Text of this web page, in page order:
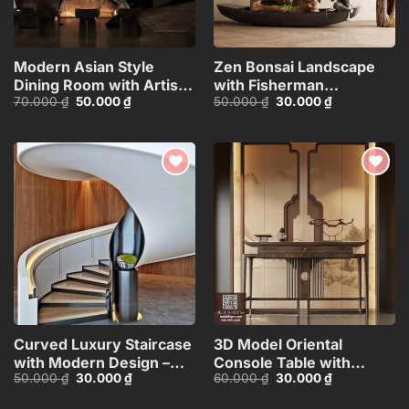
Modern Asian Style
Dining Room with Artistic
Ceiling
70.000₫ Giá
50.000₫Giá
hiện
50.000 ₫.
Zen Bonsai Landscape
with Fisherman
Statue_116088707
50.000₫ Giá
30.000₫Giá
hiện
30.000 ₫.
Curved Luxury Staircase
with Modern Design –
3ds Max
50.000₫ Giá
30.000₫Giá
hiện
Add to
3D Model Oriental
Console Table with
Decorative Wall
60.000₫ Giá
30.000₫Giá
hiện